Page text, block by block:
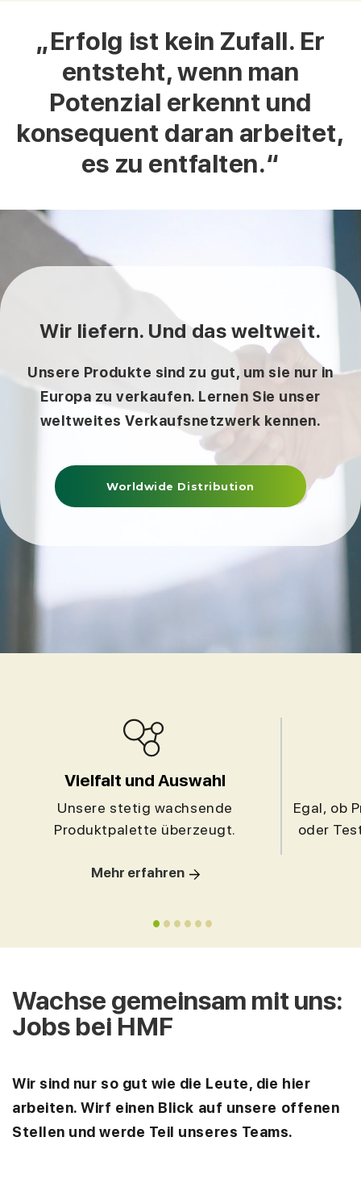
„Erfolg ist kein Zufall. Er
entsteht, wenn man
Potenzial erkennt und
konsequent daran arbeitet,
es zu entfalten.“
Wir liefern. Und das weltweit.
Unsere Produkte sind zu gut, um sie nur in
Europa zu verkaufen. Lernen Sie unser
weltweites Verkaufsnetzwerk kennen.
Worldwide Distribution
Vielfalt und Auswahl
Unsere stetig wachsende
Produktpalette überzeugt.
Mehr erfahren
Egal, ob
oder
Wachse gemeinsam mit uns:
Jobs bei HMF
Wir sind nur so gut wie die Leute, die hier
arbeiten. Wirf einen Blick auf unsere offenen
Stellen und werde Teil unseres Teams.